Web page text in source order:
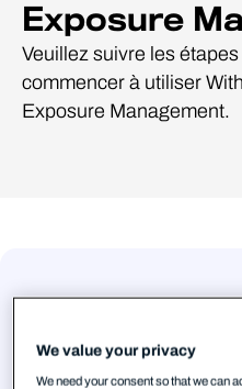
Exposure
Veuillez suivre les
commencer à utiliser
Exposure Management.
Account
We value your privacy
We need your consent so that we can